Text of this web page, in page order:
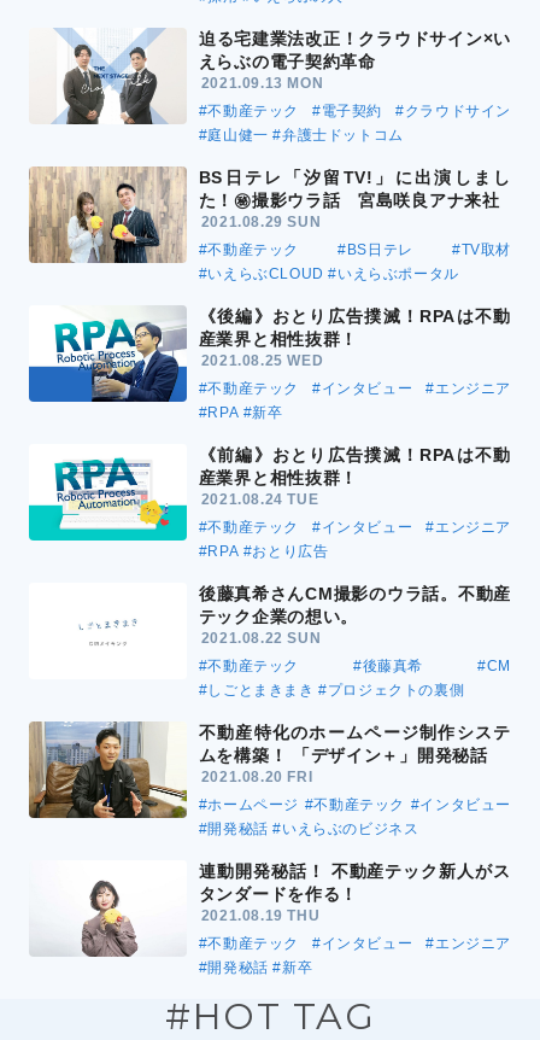
迫る宅建業法改正！クラウドサイン×い
えらぶの電子契約革命
2021.09.13 MON
#不動産テック
#電子契約
#クラウドサイン
#庭山健一 #弁護士ドットコム
BS日テレ「汐留TV!」に出演しまし
た！㊙撮影ウラ話 宮島咲良アナ来社
2021.08.29 SUN
#不動産テック
#BS日テレ
#TV取材
#いえらぶCLOUD #いえらぶポータル
《後編》おとり広告撲滅！RPAは不動
産業界と相性抜群！
2021.08.25 WED
#不動産テック
#インタビュー
#エンジニア
#RPA #新卒
《前編》おとり広告撲滅！RPAは不動
産業界と相性抜群！
2021.08.24 TUE
#不動産テック
#インタビュー
#エンジニア
#RPA #おとり広告
後藤真希さんCM撮影のウラ話。不動産
テック企業の想い。
2021.08.22 SUN
#不動産テック
#後藤真希
#CM
#しごとまきまき #プロジェクトの裏側
不動産特化のホームページ制作システ
ムを構築！ 「デザイン＋」開発秘話
2021.08.20 FRI
#ホームページ #不動産テック #インタビュー
#開発秘話 #いえらぶのビジネス
連動開発秘話！ 不動産テック新人がス
タンダードを作る！
2021.08.19 THU
#不動産テック
#インタビュー
#エンジニア
#開発秘話 #新卒
#HOT TAG